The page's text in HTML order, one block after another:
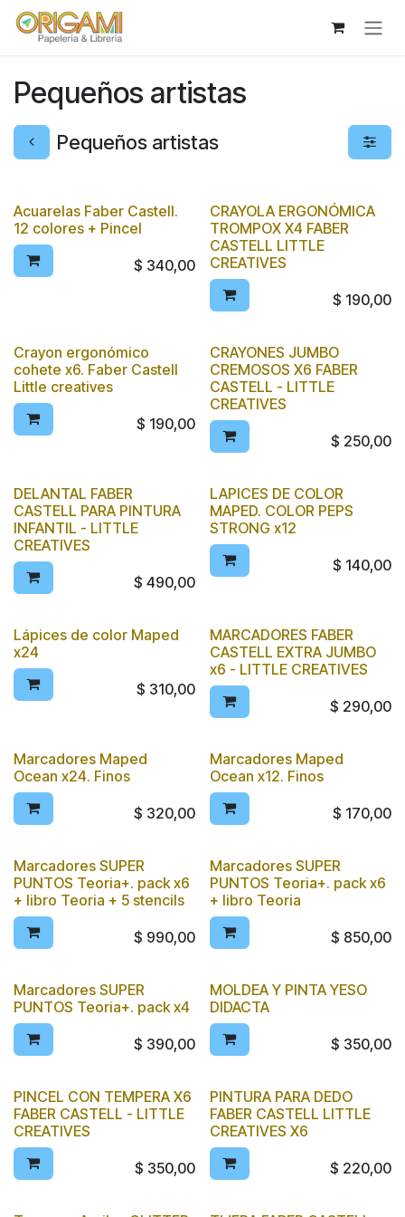
Ir al contenido
Pequeños artistas
Pequeños artistas
Acuarelas Faber Castell.
12 colores + Pincel
$ 340,00
CRAYOLA ERGONÓMICA
TROMPOX X4 FABER
CASTELL LITTLE
CREATIVES
$ 190,00
Crayon ergonómico
cohete x6. Faber Castell
Little creatives
$ 190,00
CRAYONES JUMBO
CREMOSOS X6 FABER
CASTELL - LITTLE
CREATIVES
$ 250,00
DELANTAL FABER
CASTELL PARA PINTURA
INFANTIL - LITTLE
CREATIVES
$ 490,00
LAPICES DE COLOR
MAPED. COLOR PEPS
STRONG x12
$ 140,00
Lápices de color Maped
x24
$ 310,00
MARCADORES FABER
CASTELL EXTRA JUMBO
x6 - LITTLE CREATIVES
$ 290,00
Marcadores Maped
Ocean x24. Finos
$ 320,00
Marcadores Maped
Ocean x12. Finos
$ 170,00
Marcadores SUPER
PUNTOS Teoria+. pack x6
+ libro Teoria + 5 stencils
$ 990,00
Marcadores SUPER
PUNTOS Teoria+. pack x6
+ libro Teoria
$ 850,00
Marcadores SUPER
PUNTOS Teoria+. pack x4
$ 390,00
MOLDEA Y PINTA YESO
DIDACTA
$ 350,00
PINCEL CON TEMPERA X6
FABER CASTELL - LITTLE
CREATIVES
$ 350,00
PINTURA PARA DEDO
FABER CASTELL LITTLE
CREATIVES X6
$ 220,00